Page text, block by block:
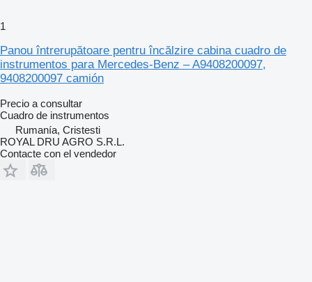
1
Panou întrerupătoare pentru încălzire cabina cuadro de
instrumentos para Mercedes-Benz – A9408200097,
9408200097 camión
Precio a consultar
Cuadro de instrumentos
Rumanía, Cristesti
ROYAL DRU AGRO S.R.L.
Contacte con el vendedor